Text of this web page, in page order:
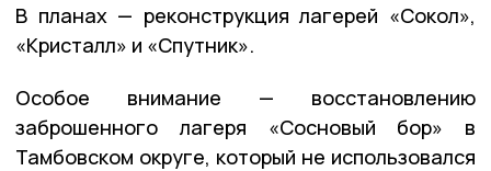
В планах — реконструкция лагерей «Сокол»,
«Кристалл» и «Спутник».
Особое внимание — восстановлению
заброшенного лагеря «Сосновый бор» в
Тамбовском округе, который не использовался